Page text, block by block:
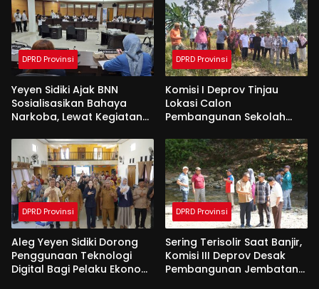
DPRD Provinsi
Yeyen Sidiki Ajak BNN
Sosialisasikan Bahaya
Narkoba, Lewat Kegiatan
DPRD Provinsi
Komisi I Deprov Tinjau
Lokasi Calon
Pembangunan Sekolah
DPRD Provinsi
Aleg Yeyen Sidiki Dorong
Penggunaan Teknologi
Digital Bagi Pelaku Ekonomi
DPRD Provinsi
Sering Terisolir Saat Banjir,
Komisi III Deprov Desak
Pembangunan Jembatan